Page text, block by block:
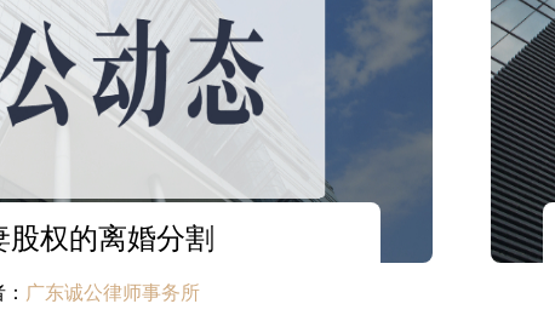
股权的离婚分割
广东诚公律师事务所